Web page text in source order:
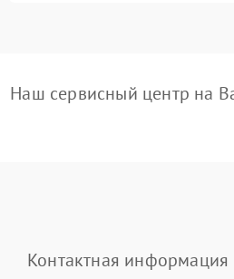
Наш сервисный центр на
Контактная информация